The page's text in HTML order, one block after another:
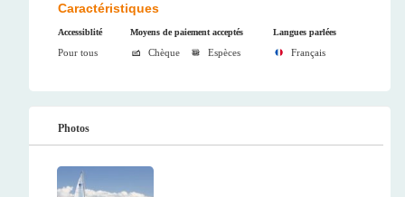
Caractéristiques
Accessiblité
Pour tous
Moyens de paiement acceptés
Chèque Espèces
Langues parlées
Français
Photos